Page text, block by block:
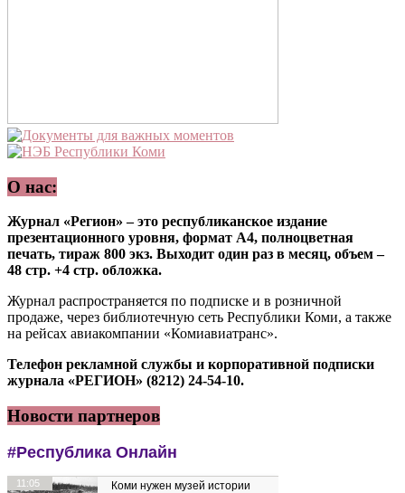
О нас:
Журнал «Регион» – это республиканское издание
презентационного уровня, формат А4, полноцветная
печать, тираж 800 экз. Выходит один раз в месяц, объем –
48 стр. +4 стр. обложка.
Журнал распространяется по подписке и в розничной
продаже, через библиотечную сеть Республики Коми, а также
на рейсах авиакомпании «Комиавиатранс».
Телефон рекламной службы и корпоративной подписки
журнала «РЕГИОН» (8212) 24-54-10.
Новости партнеров